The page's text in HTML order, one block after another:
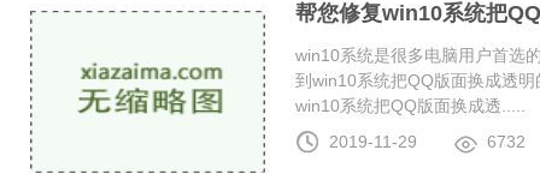
帮您修复win10系统把
win10系统是很多电脑用户首选
到win10系统把QQ版面换成透
win10系统把QQ版面换成透.....
2019-11-29
6732